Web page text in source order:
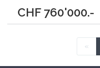
CHF 760'000.-
vor die Wohnungstür
mühelos in die Kellerräume
«